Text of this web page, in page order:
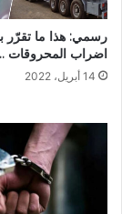
رسمي: هذا ما
اضراب المحروقات ..
14 أبريل، 2022